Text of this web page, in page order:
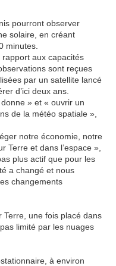
pourront observer
solaire, en créant
minutes.
rapport aux capacités
sont reçues
par un satellite lancé
d’ici deux ans.
» et « ouvrir un
de la météo spatiale »,
notre économie, notre
Terre et dans l’espace »,
plus actif que pour les
a changé et nous
changements
une fois placé dans
pas limité par les nuages
à environ